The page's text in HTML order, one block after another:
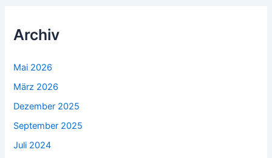
Archiv
Mai 2026
März 2026
Dezember 2025
September 2025
Juli 2024